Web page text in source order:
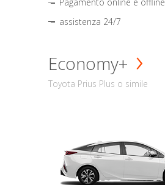
assistenza 24/7
Economy+
Toyota Prius Plus o simile